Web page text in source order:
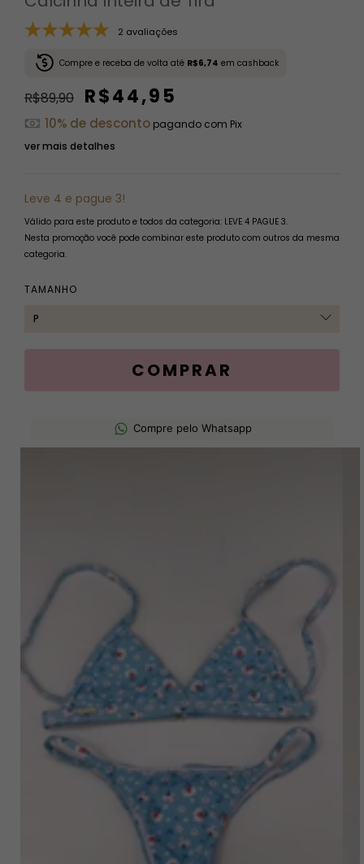
2 avaliações
Compre e receba de volta até R$6,74 em cashback
R$89,90 R$44,95
10% de desconto pagando com Pix
ver mais detalhes
Leve 4 e pague 3!
Válido para este produto e todos da categoria: LEVE 4 PAGUE 3.
Nesta promoção você pode combinar este produto com outros da mesma
categoria.
TAMANHO
Compre pelo Whatsapp